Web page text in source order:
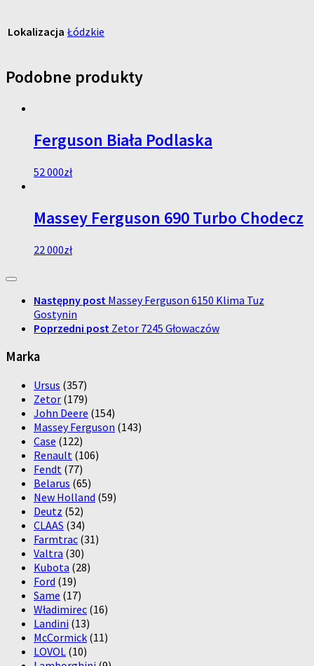
Lokalizacja Łódzkie
Podobne produkty
Ferguson Biała Podlaska
52 000zł
Massey Ferguson 690 Turbo Chodecz
22 000zł
Następny post Massey Ferguson 6150 Klima Tuz
Gostynin
Poprzedni post Zetor 7245 Głowaczów
Marka
Ursus (357)
Zetor (179)
John Deere (154)
Massey Ferguson (143)
Case (122)
Renault (106)
Fendt (77)
Belarus (65)
New Holland (59)
Deutz (52)
CLAAS (34)
Farmtrac (31)
Valtra (30)
Kubota (28)
Ford (19)
Same (17)
Władimirec (16)
Landini (13)
McCormick (11)
LOVOL (10)